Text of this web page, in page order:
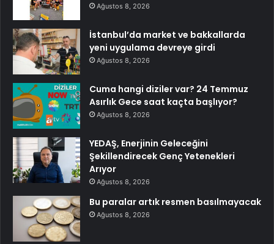
Ağustos 8, 2026
İstanbul’da market ve bakkallarda
yeni uygulama devreye girdi
Ağustos 8, 2026
Cuma hangi diziler var? 24 Temmuz
Asırlık Gece saat kaçta başlıyor?
Ağustos 8, 2026
YEDAŞ, Enerjinin Geleceğini
Şekillendirecek Genç Yetenekleri
Arıyor
Ağustos 8, 2026
Bu paralar artık resmen basılmayacak
Ağustos 8, 2026